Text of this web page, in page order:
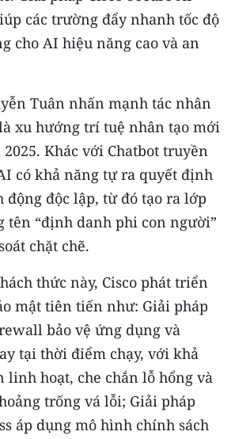
các trường đẩy nhanh tốc độ
cho AI hiệu năng cao và an
Tuân nhấn mạnh tác nhân
xu hướng trí tuệ nhân tạo mới
Khác với Chatbot truyền
có khả năng tự ra quyết định
động độc lập, từ đó tạo ra lớp
tên “định danh phi con người”
chặt chẽ.
thức này, Cisco phát triển
mật tiên tiến như: Giải pháp
bảo vệ ứng dụng và
tại thời điểm chạy, với khả
linh hoạt, che chắn lỗ hổng và
trống vá lỗi; Giải pháp
áp dụng mô hình chính sách